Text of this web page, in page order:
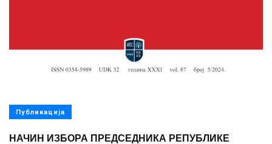
Публикација
НАЧИН ИЗБОРА ПРЕДСЕДНИКА РЕПУБЛИКЕ